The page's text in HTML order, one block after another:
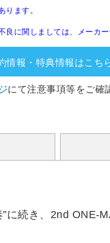
ます。
に関しましては、メーカ
情報・特典情報はこち
にて注意事項等をご確
続き、2nd ONE-